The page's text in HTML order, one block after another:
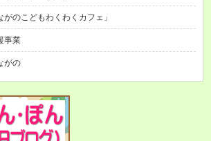
のこどもわくわくカフェ」
事業
がの